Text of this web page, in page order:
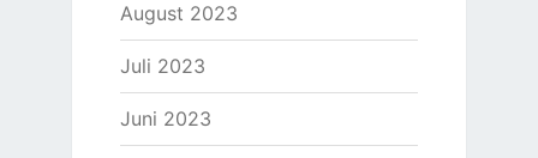
August 2023
Juli 2023
Juni 2023